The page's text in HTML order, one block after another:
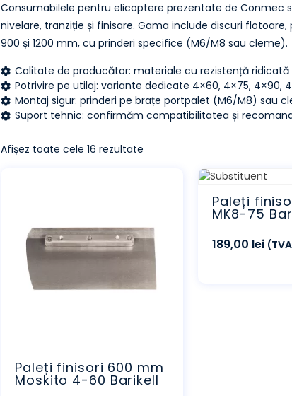
Consumabilele pentru elicoptere prezentate de Conmec
nivelare, tranziție și finisare. Gama include discuri
900 și 1200 mm, cu prinderi specifice (M6/M8 sau cleme).
Calitate de producător: materiale cu rezistență
Potrivire pe utilaj: variante dedicate 4×60, 4×75, 4×90,
Montaj sigur: prinderi pe brațe portpalet (M6/M8) sau
Suport tehnic: confirmăm compatibilitatea și
Afișez toate cele 16 rezultate
Paleți finisori 600 mm
Moskito 4-60 Barikell
Paleți
MK8-75
189,00 lei